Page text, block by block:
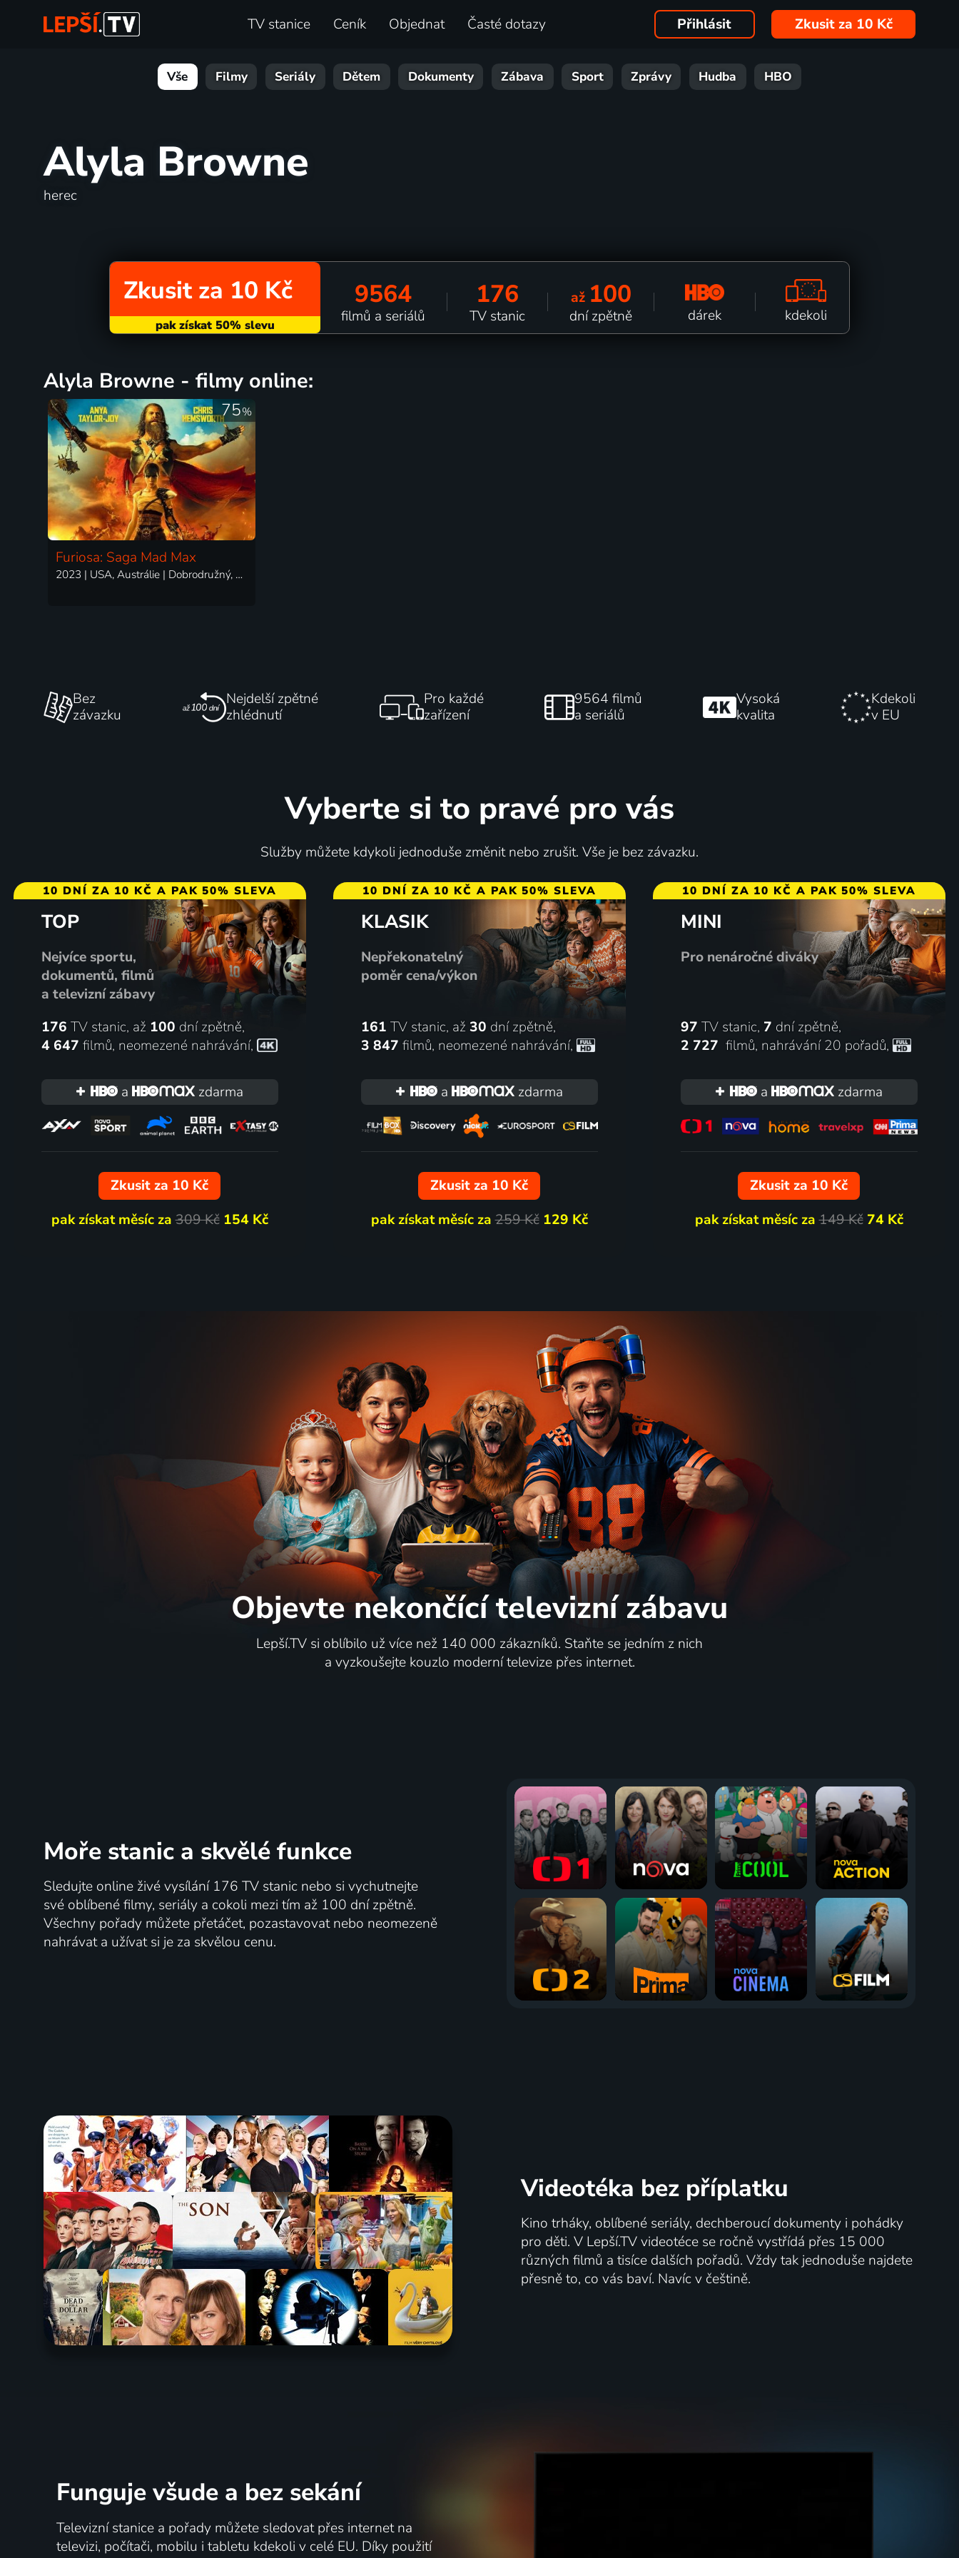
TV stanice Ceník Objednat Časté dotazy Přihlásit Zkusit za 10 Kč
Vše Filmy Seriály Dětem Dokumenty Zábava Sport Zprávy Hudba HBO
Alyla Browne
herec
Zkusit za 10 Kč 9564
filmů a seriálů
176
TV stanic
až 100
dní zpětně dárek kdekoli
Alyla Browne - filmy online:
75%
Furiosa: Saga Mad Max
2023 | USA, Austrálie | Dobrodružný, Akční, Science Fiction, Thriller
Bez
závazku
Nejdelší zpětné
zhlédnutí
Pro každé
zařízení
9564 filmů
a seriálů
Vysoká
kvalita
Kdekoli
v EU
Vyberte si to pravé pro vás
Služby můžete kdykoli jednoduše změnit nebo zrušit. Vše je bez závazku.
10 DNÍ ZA 10 KČ A PAK 50% SLEVA
TOP
Nejvíce sportu,
dokumentů, filmů
a televizní zábavy
176 TV stanic, až 100 dní zpětně,
4 647 filmů, neomezené nahrávání,
a zdarma
Zkusit za 10 Kč
pak získat měsíc za309 Kč 154 Kč
10 DNÍ ZA 10 KČ A PAK 50% SLEVA
KLASIK
Nepřekonatelný
poměr cena/výkon
161 TV stanic, až 30 dní zpětně,
3 847 filmů, neomezené nahrávání,
a zdarma
Zkusit za 10 Kč
pak získat měsíc za259 Kč 129 Kč
10 DNÍ ZA 10 KČ A PAK 50% SLEVA
MINI
Pro nenáročné diváky
97 TV stanic, 7 dní zpětně,
2 727 filmů, nahrávání 20 pořadů,
a zdarma
Zkusit za 10 Kč
pak získat měsíc za149 Kč 74 Kč
Objevte nekončící televizní zábavu
Lepší.TV si oblíbilo už více než 140 000 zákazníků. Staňte se jedním z nich
a vyzkoušejte kouzlo moderní televize přes internet.
Moře stanic a skvělé funkce
Sledujte online živé vysílání 176 TV stanic nebo si vychutnejte
své oblíbené filmy, seriály a cokoli mezi tím až 100 dní zpětně.
Všechny pořady můžete přetáčet, pozastavovat nebo neomezeně
nahrávat a užívat si je za skvělou cenu.
Videotéka bez příplatku
Kino trháky, oblíbené seriály, dechberoucí dokumenty i pohádky
pro děti. V Lepší.TV videotéce se ročně vystřídá přes 15 000
různých filmů a tisíce dalších pořadů. Vždy tak jednoduše najdete
přesně to, co vás baví. Navíc v češtině.
Funguje všude a bez sekání
Televizní stanice a pořady můžete sledovat přes internet na
televizi, počítači, mobilu i tabletu kdekoli v celé EU. Díky použití